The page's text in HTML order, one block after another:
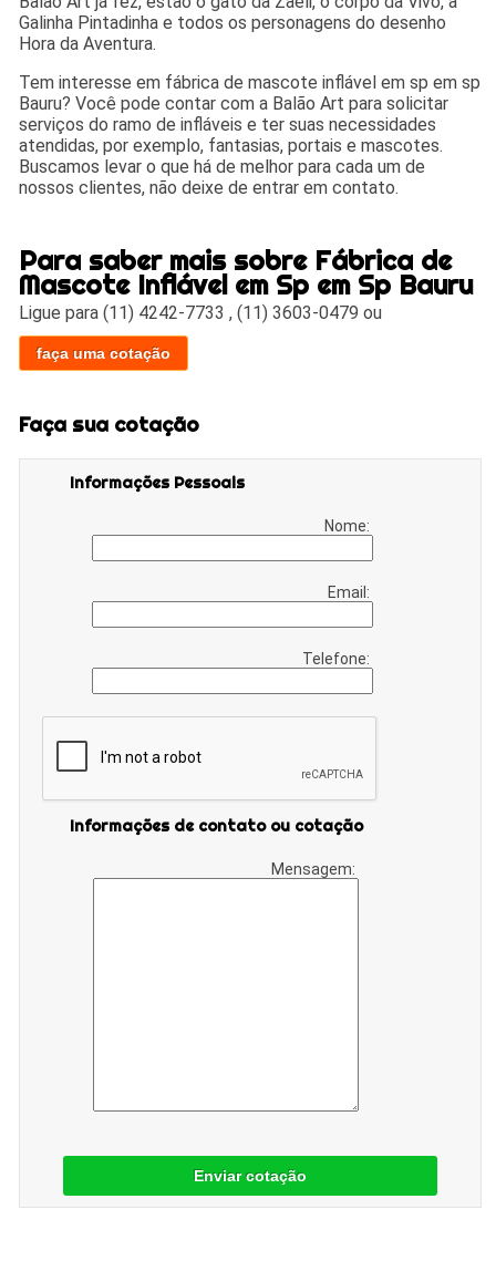
Galinha Pintadinha e todos os personagens do desenho
Hora da Aventura.
Tem interesse em fábrica de mascote inflável em sp em sp
Bauru? Você pode contar com a Balão Art para solicitar
serviços do ramo de infláveis e ter suas necessidades
atendidas, por exemplo, fantasias, portais e mascotes.
Buscamos levar o que há de melhor para cada um de
nossos clientes, não deixe de entrar em contato.
Para saber mais sobre Fábrica de
Mascote Inflável em Sp em Sp Bauru
Ligue para(11) 4242-7733 ,(11) 3603-0479 ou
faça uma cotação
Faça sua cotação
Informações Pessoais
Nome:
Email:
Telefone:
Informações de contato ou cotação
Mensagem:
Enviar cotação